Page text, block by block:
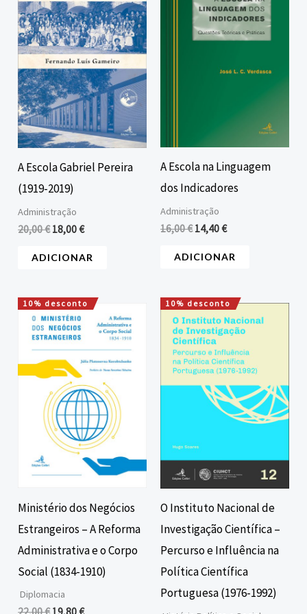
A Escola Gabriel Pereira
(1919-2019)
Administração
20,00€
era:
20,00 €.
18,00€
é:
18,00 €.
ADICIONAR
A Escola na Linguagem
dos Indicadores
Administração
16,00€
era:
16,00 €.
14,40€
é:
14,40 €.
ADICIONAR
10% desconto
Ministério dos Negócios
Estrangeiros – A Reforma
Administrativa e o Corpo
Social (1834-1910)
Diplomacia
O
preço
original
era:
22,00 €.
O
preço
atual
é:
19,80 €.
10% desconto
O Instituto Nacional de
Investigação Científica –
Percurso e Influência na
Política Científica
Portuguesa (1976-1992)
O
preço
original
era:
16,00 €.
O
preço
atual
é:
14,40 €.